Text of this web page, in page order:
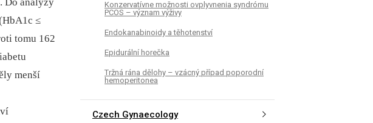
≤
tomu 162
menší
Konzervatívne možnosti ovplyvnenia syndrómu
PCOS – význam výživy
Endokanabinoidy a těhotenství
Epidurální horečka
Tržná rána dělohy – vzácný případ poporodní
hemoperitonea
Czech Gynaecology